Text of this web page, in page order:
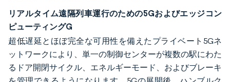
リアルタイム遠隔列車運行のための5Gおよびエッジコン
ピューティングG
超低遅延とほぼ完全な可用性を備えたプライベート5Gネ
ットワークにより、単一の制御センターが複数の駅にわた
るドア開閉サイクル、エネルギーモード、およびブレーキ